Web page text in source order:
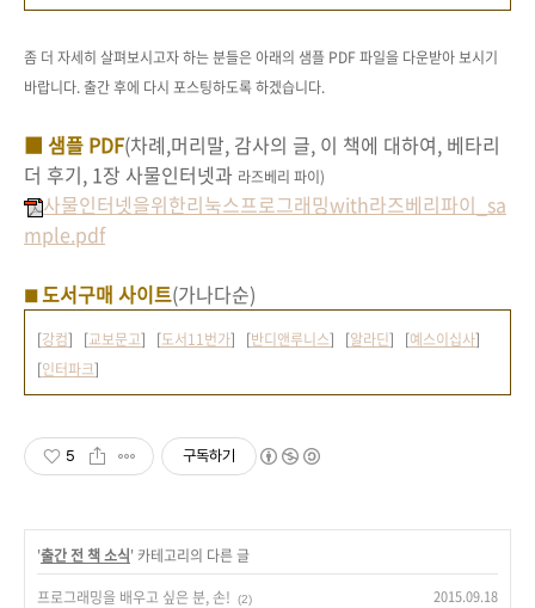
좀 더 자세히 살펴보시고자 하는 분들은 아래의 샘플 PDF 파일을 다운받아 보시기
바랍니다. 출간 후에 다시 포스팅하도록 하겠습니다.
■ 샘플 PDF(차례,머리말, 감사의 글, 이 책에 대하여, 베타리
더 후기, 1장 사물인터넷과 라즈베리 파이)
사물인터넷을위한리눅스프로그래밍with라즈베리파이_sa
mple.pdf
■도서구매 사이트(가나다순)
[강컴] [교보문고] [도서11번가] [반디앤루니스] [알라딘] [예스이십사]
[인터파크]
5 구독하기
'출간 전 책 소식' 카테고리의 다른 글
프로그래밍을 배우고 싶은 분, 손!
(2) 2015.09.18